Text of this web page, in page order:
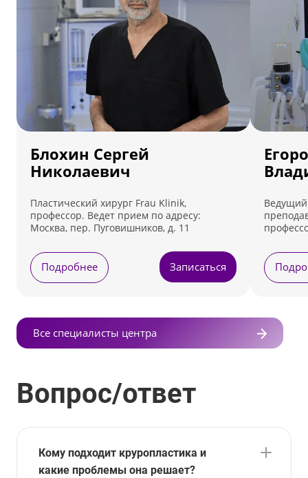
Блохин Сергей
Николаевич
Пластический хирург Frau Klinik,
профессор. Ведет прием по адресу:
Москва, пер. Пуговишников, д. 11
Подробнее Записаться
Ведущий
Все специалисты центра
Вопрос/ответ
Кому подходит круропластика и
какие проблемы она решает?